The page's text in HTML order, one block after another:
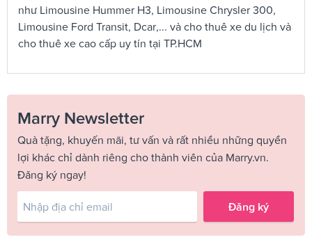
như Limousine Hummer H3, Limousine Chrysler 300,
Limousine Ford Transit, Dcar,... và cho thuê xe du lịch và
cho thuê xe cao cấp uy tín tại TP.HCM
Marry Newsletter
Quà tặng, khuyến mãi, tư vấn và rất nhiều những quyền
lợi khác chỉ dành riêng cho thành viên của Marry.vn.
Đăng ký ngay!
Đăng ký